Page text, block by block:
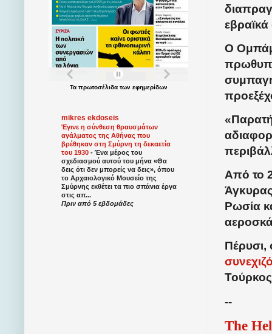
εβραϊκά
Ο
Από το
Ρωσία
--
The
Τα πρωτοσέλιδατων εφημερίδων
mikres ekdoseis
Έγινε η σύνθεση θραυσμάτων
αγάλματος της Αθήνας που
βρέθηκαν στη Σμύρνη τη δεκαετία
του 1930 - Ένα μέρος του
σχεδιασμού αυτού του μήνα «Θα
δεις ότι δεν μπορείς να δεις», όπου
το Αρχαιολογικό Μουσείο της
Σμύρνης εκθέτει τα πιο σπάνια έργα
στις απ...
Πριν από 5 εβδομάδες